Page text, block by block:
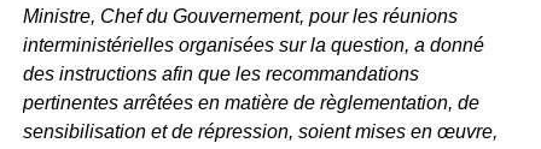
Ministre, Chef du Gouvernement, pour les réunions
interministérielles organisées sur la question, a donné
des instructions afin que les recommandations
pertinentes arrêtées en matière de règlementation, de
sensibilisation et de répression, soient mises en œuvre,